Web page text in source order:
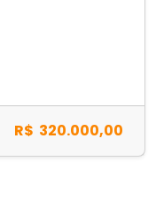
R$ 320.000,00